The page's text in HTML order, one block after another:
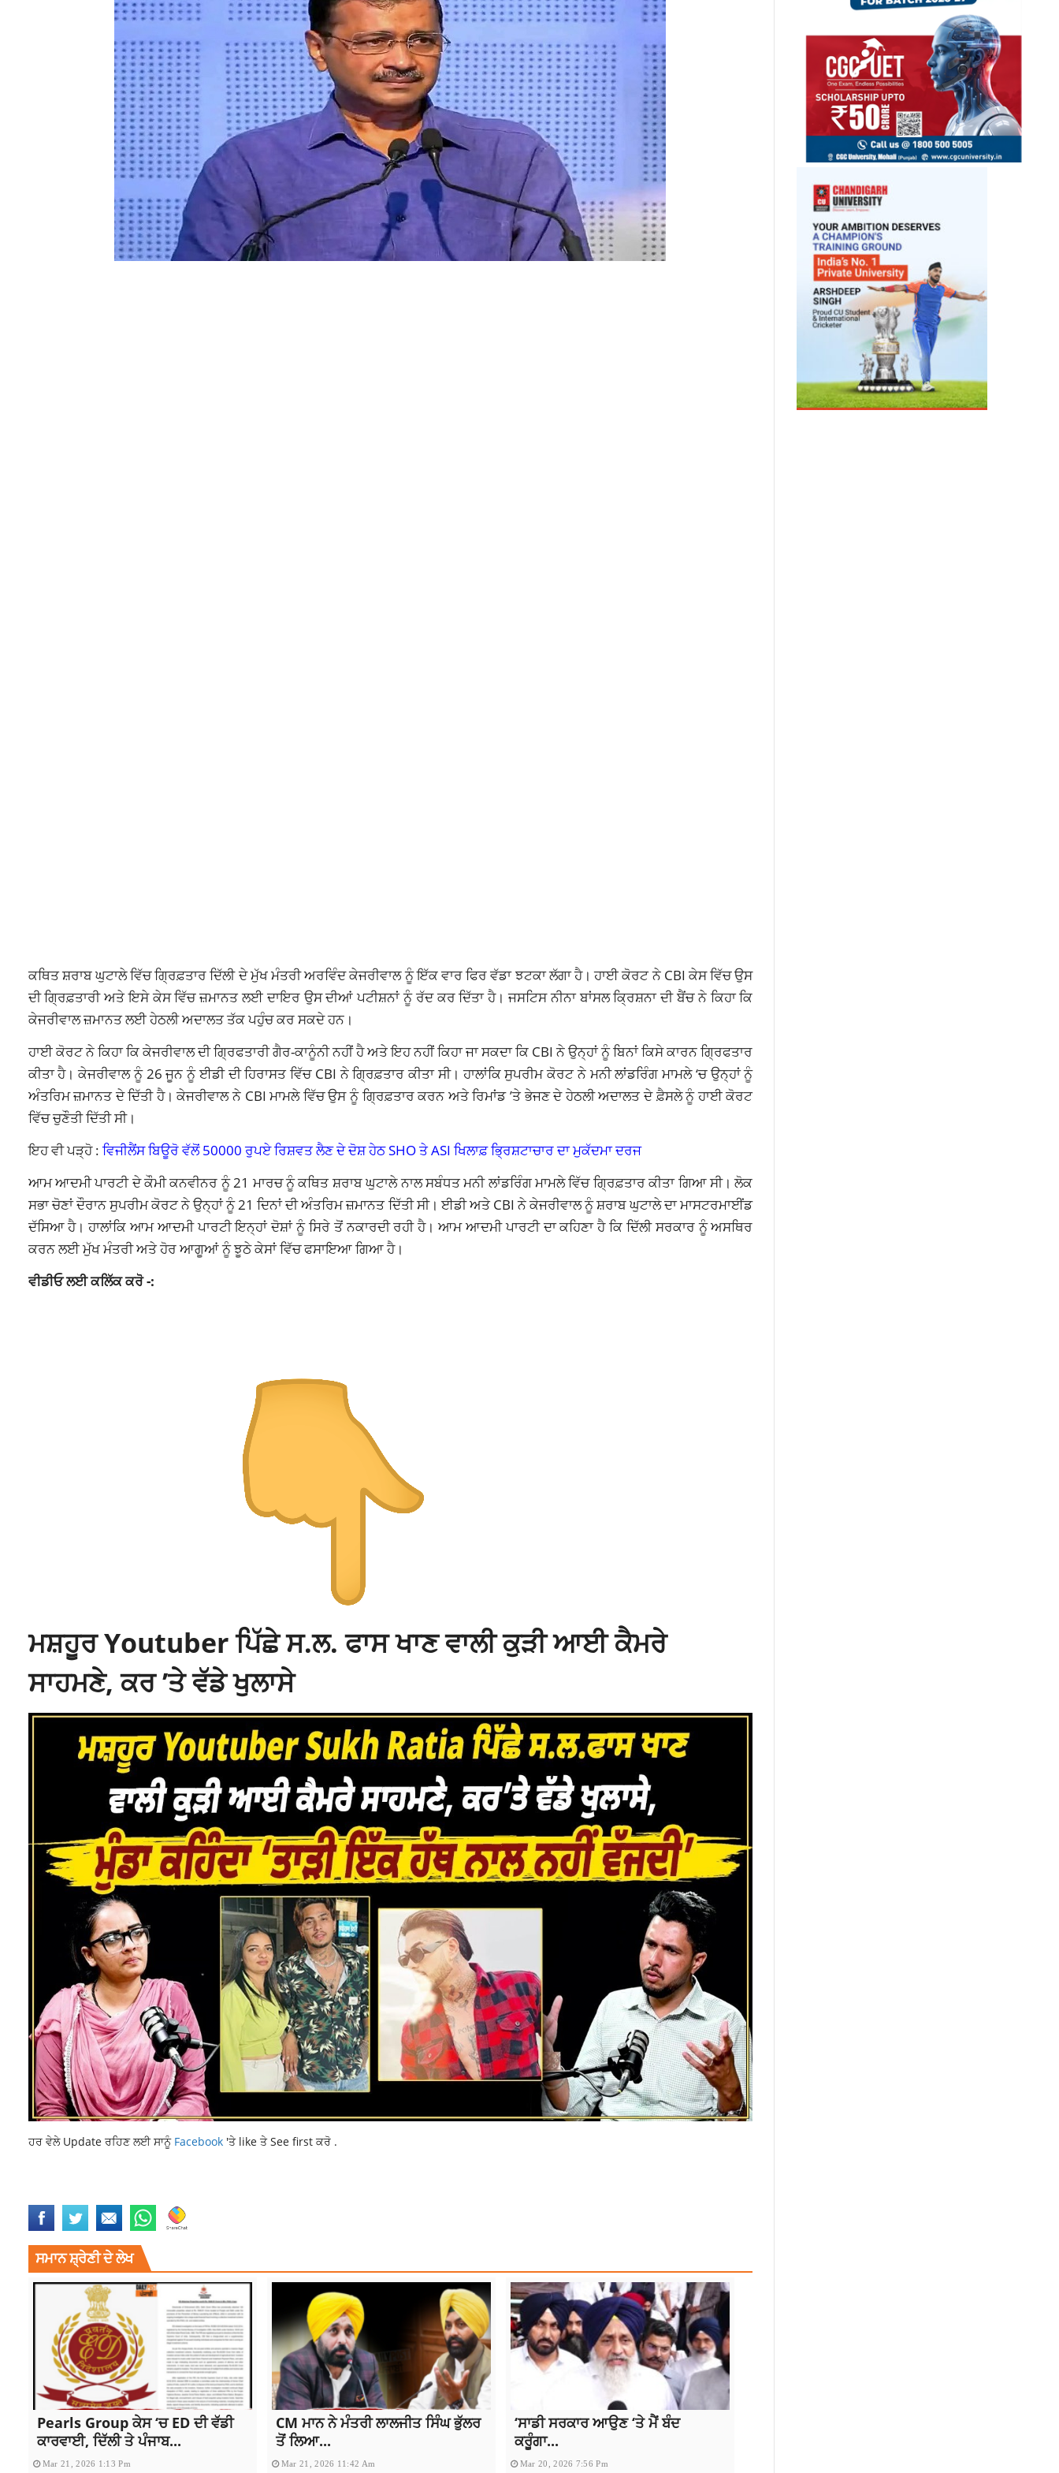
ਕਥਿਤ ਸ਼ਰਾਬ ਘੁਟਾਲੇ ਵਿੱਚ ਗ੍ਰਿਫ਼ਤਾਰ ਦਿੱਲੀ ਦੇ ਮੁੱਖ ਮੰਤਰੀ ਅਰਵਿੰਦ ਕੇਜਰੀਵਾਲ ਨੂੰ ਇੱਕ ਵਾਰ ਫਿਰ ਵੱਡਾ ਝਟਕਾ ਲੱਗਾ ਹੈ। ਹਾਈ ਕੋਰਟ ਨੇ CBI ਕੇਸ ਵਿੱਚ ਉਸ
ਦੀ ਗ੍ਰਿਫ਼ਤਾਰੀ ਅਤੇ ਇਸੇ ਕੇਸ ਵਿੱਚ ਜ਼ਮਾਨਤ ਲਈ ਦਾਇਰ ਉਸ ਦੀਆਂ ਪਟੀਸ਼ਨਾਂ ਨੂੰ ਰੱਦ ਕਰ ਦਿੱਤਾ ਹੈ। ਜਸਟਿਸ ਨੀਨਾ ਬਾਂਸਲ ਕ੍ਰਿਸ਼ਨਾ ਦੀ ਬੈਂਚ ਨੇ ਕਿਹਾ ਕਿ
ਕੇਜਰੀਵਾਲ ਜ਼ਮਾਨਤ ਲਈ ਹੇਠਲੀ ਅਦਾਲਤ ਤੱਕ ਪਹੁੰਚ ਕਰ ਸਕਦੇ ਹਨ।
ਹਾਈ ਕੋਰਟ ਨੇ ਕਿਹਾ ਕਿ ਕੇਜਰੀਵਾਲ ਦੀ ਗ੍ਰਿਫਤਾਰੀ ਗੈਰ-ਕਾਨੂੰਨੀ ਨਹੀਂ ਹੈ ਅਤੇ ਇਹ ਨਹੀਂ ਕਿਹਾ ਜਾ ਸਕਦਾ ਕਿ CBI ਨੇ ਉਨ੍ਹਾਂ ਨੂੰ ਬਿਨਾਂ ਕਿਸੇ ਕਾਰਨ ਗ੍ਰਿਫਤਾਰ
ਕੀਤਾ ਹੈ। ਕੇਜਰੀਵਾਲ ਨੂੰ 26 ਜੂਨ ਨੂੰ ਈਡੀ ਦੀ ਹਿਰਾਸਤ ਵਿੱਚ CBI ਨੇ ਗ੍ਰਿਫ਼ਤਾਰ ਕੀਤਾ ਸੀ। ਹਾਲਾਂਕਿ ਸੁਪਰੀਮ ਕੋਰਟ ਨੇ ਮਨੀ ਲਾਂਡਰਿੰਗ ਮਾਮਲੇ ‘ਚ ਉਨ੍ਹਾਂ ਨੂੰ
ਅੰਤਰਿਮ ਜ਼ਮਾਨਤ ਦੇ ਦਿੱਤੀ ਹੈ। ਕੇਜਰੀਵਾਲ ਨੇ CBI ਮਾਮਲੇ ਵਿੱਚ ਉਸ ਨੂੰ ਗ੍ਰਿਫ਼ਤਾਰ ਕਰਨ ਅਤੇ ਰਿਮਾਂਡ ’ਤੇ ਭੇਜਣ ਦੇ ਹੇਠਲੀ ਅਦਾਲਤ ਦੇ ਫ਼ੈਸਲੇ ਨੂੰ ਹਾਈ ਕੋਰਟ
ਵਿੱਚ ਚੁਣੌਤੀ ਦਿੱਤੀ ਸੀ।
ਇਹ ਵੀ ਪੜ੍ਹੋ : ਵਿਜੀਲੈਂਸ ਬਿਊਰੋ ਵੱਲੋਂ 50000 ਰੁਪਏ ਰਿਸ਼ਵਤ ਲੈਣ ਦੇ ਦੋਸ਼ ਹੇਠ SHO ਤੇ ASI ਖਿਲਾਫ਼ ਭ੍ਰਿਸ਼ਟਾਚਾਰ ਦਾ ਮੁਕੱਦਮਾ ਦਰਜ
ਆਮ ਆਦਮੀ ਪਾਰਟੀ ਦੇ ਕੌਮੀ ਕਨਵੀਨਰ ਨੂੰ 21 ਮਾਰਚ ਨੂੰ ਕਥਿਤ ਸ਼ਰਾਬ ਘੁਟਾਲੇ ਨਾਲ ਸਬੰਧਤ ਮਨੀ ਲਾਂਡਰਿੰਗ ਮਾਮਲੇ ਵਿੱਚ ਗ੍ਰਿਫ਼ਤਾਰ ਕੀਤਾ ਗਿਆ ਸੀ। ਲੋਕ
ਸਭਾ ਚੋਣਾਂ ਦੌਰਾਨ ਸੁਪਰੀਮ ਕੋਰਟ ਨੇ ਉਨ੍ਹਾਂ ਨੂੰ 21 ਦਿਨਾਂ ਦੀ ਅੰਤਰਿਮ ਜ਼ਮਾਨਤ ਦਿੱਤੀ ਸੀ। ਈਡੀ ਅਤੇ CBI ਨੇ ਕੇਜਰੀਵਾਲ ਨੂੰ ਸ਼ਰਾਬ ਘੁਟਾਲੇ ਦਾ ਮਾਸਟਰਮਾਈਂਡ
ਦੱਸਿਆ ਹੈ। ਹਾਲਾਂਕਿ ਆਮ ਆਦਮੀ ਪਾਰਟੀ ਇਨ੍ਹਾਂ ਦੋਸ਼ਾਂ ਨੂੰ ਸਿਰੇ ਤੋਂ ਨਕਾਰਦੀ ਰਹੀ ਹੈ। ਆਮ ਆਦਮੀ ਪਾਰਟੀ ਦਾ ਕਹਿਣਾ ਹੈ ਕਿ ਦਿੱਲੀ ਸਰਕਾਰ ਨੂੰ ਅਸਥਿਰ
ਕਰਨ ਲਈ ਮੁੱਖ ਮੰਤਰੀ ਅਤੇ ਹੋਰ ਆਗੂਆਂ ਨੂੰ ਝੂਠੇ ਕੇਸਾਂ ਵਿੱਚ ਫਸਾਇਆ ਗਿਆ ਹੈ।
ਵੀਡੀਓ ਲਈ ਕਲਿੱਕ ਕਰੋ -:
ਮਸ਼ਹੂਰ Youtuber ਪਿੱਛੇ ਸ.ਲ. ਫਾਸ ਖਾਣ ਵਾਲੀ ਕੁੜੀ ਆਈ ਕੈਮਰੇ
ਸਾਹਮਣੇ, ਕਰ ’ਤੇ ਵੱਡੇ ਖੁਲਾਸੇ
ਹਰ ਵੇਲੇ Update ਰਹਿਣ ਲਈ ਸਾਨੂੰ Facebook 'ਤੇ like ਤੇ See first ਕਰੋ .
ਸਮਾਨ ਸ਼੍ਰੇਣੀ ਦੇ ਲੇਖ
Pearls Group ਕੇਸ ‘ਚ ED ਦੀ ਵੱਡੀ
ਕਾਰਵਾਈ, ਦਿੱਲੀ ਤੇ ਪੰਜਾਬ...
Mar 21, 2026 1:13 Pm
CM ਮਾਨ ਨੇ ਮੰਤਰੀ ਲਾਲਜੀਤ ਸਿੰਘ ਭੁੱਲਰ
ਤੋਂ ਲਿਆ...
Mar 21, 2026 11:42 Am
‘ਸਾਡੀ ਸਰਕਾਰ ਆਉਣ ‘ਤੇ ਮੈਂ ਬੰਦ
ਕਰੂੰਗਾ...
Mar 20, 2026 7:56 Pm